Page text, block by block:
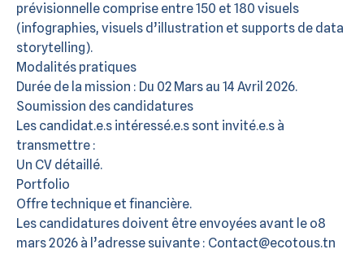
prévisionnelle comprise entre 150 et 180 visuels
(infographies, visuels d’illustration et supports de data
storytelling).
Modalités pratiques
Durée de la mission : Du 02 Mars au 14 Avril 2026.
Soumission des candidatures
Les candidat.e.s intéressé.e.s sont invité.e.s à
transmettre :
Un CV détaillé.
Portfolio
Offre technique et financière.
Les candidatures doivent être envoyées avant le o8
mars 2026 à l’adresse suivante : Contact@ecotous.tn